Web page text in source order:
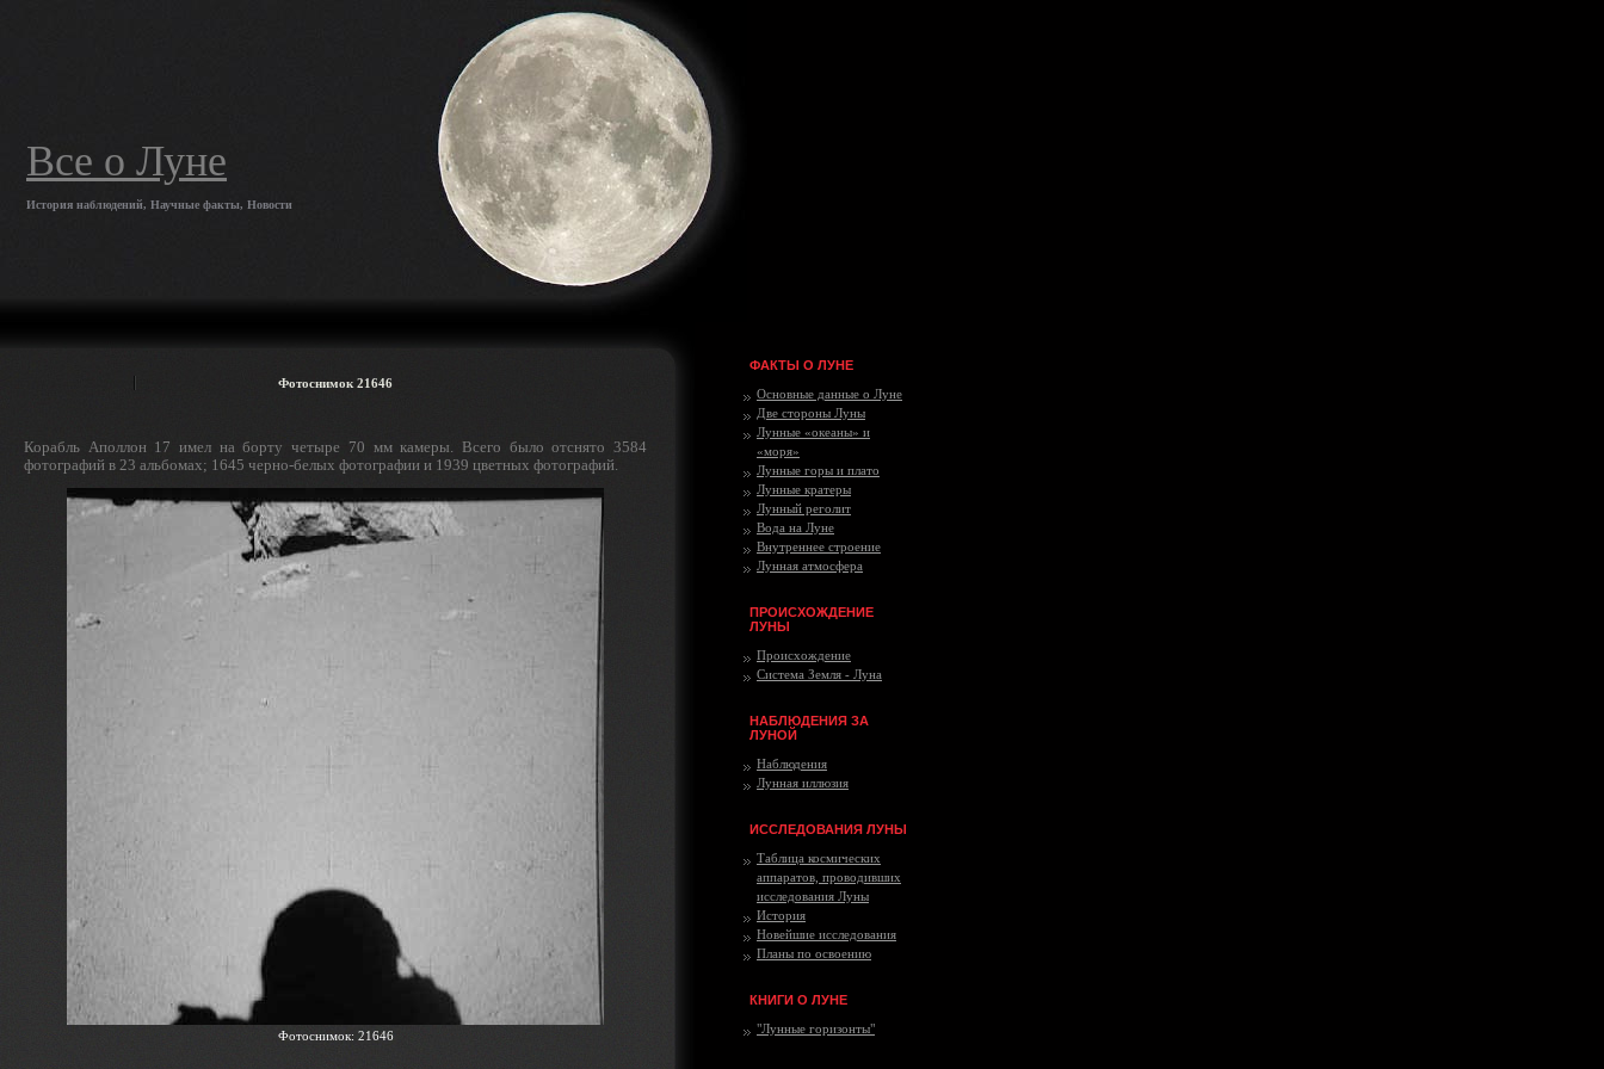
Все о Луне
История наблюдений, Научные факты, Новости
Фотоснимок 21646
Корабль Аполлон 17 имел на борту четыре 70 мм камеры. Всего было отснято 3584
фотографий в 23 альбомах; 1645 черно-белых фотографии и 1939 цветных фотографий.
Фотоснимок: 21646
ФАКТЫ О ЛУНЕ
Основные данные о Луне
Две стороны Луны
Лунные «океаны» и
«моря»
Лунные горы и плато
Лунные кратеры
Лунный реголит
Вода на Луне
Внутреннее строение
Лунная атмосфера
ПРОИСХОЖДЕНИЕ
ЛУНЫ
Происхождение
Система Земля - Луна
НАБЛЮДЕНИЯ ЗА
ЛУНОЙ
Наблюдения
Лунная иллюзия
ИССЛЕДОВАНИЯ ЛУНЫ
Таблица космических
аппаратов, проводивших
исследования Луны
История
Новейшие исследования
Планы по освоению
КНИГИ О ЛУНЕ
"Лунные горизонты"